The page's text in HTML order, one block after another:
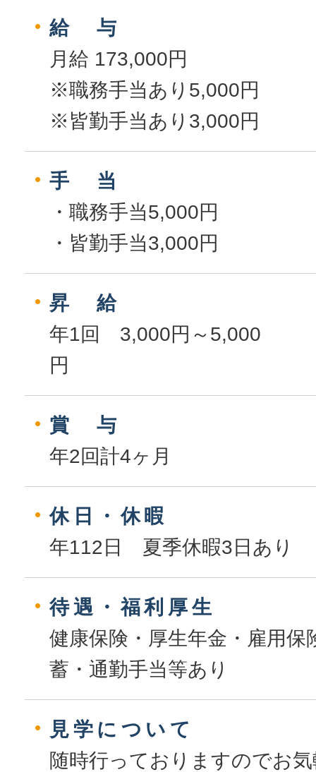
給 与
月給 173,000円
※職務手当あり5,000円
※皆勤手当あり3,000円
手 当
・職務手当5,000円
・皆勤手当3,000円
昇 給
年1回 3,000円～5,000
賞 与
年2回計4ヶ月
休日・休暇
年112日 夏季休暇3日あり
待遇・福利厚生
健康保険・厚生年金・雇用保
蓄・通勤手当等あり
見学について
随時行っておりますのでお